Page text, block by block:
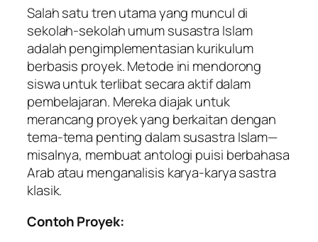
Salah satu tren utama yang muncul di
sekolah-sekolah umum susastra Islam
adalah pengimplementasian kurikulum
berbasis proyek. Metode ini mendorong
siswa untuk terlibat secara aktif dalam
pembelajaran. Mereka diajak untuk
merancang proyek yang berkaitan dengan
tema-tema penting dalam susastra Islam—
misalnya, membuat antologi puisi berbahasa
Arab atau menganalisis karya-karya sastra
klasik.
Contoh Proyek: